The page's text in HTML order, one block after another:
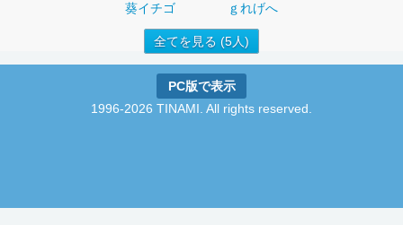
葵イチゴ ｇれげへ
全てを見る (5人)
PC版で表示
1996-2026 TINAMI. All rights reserved.